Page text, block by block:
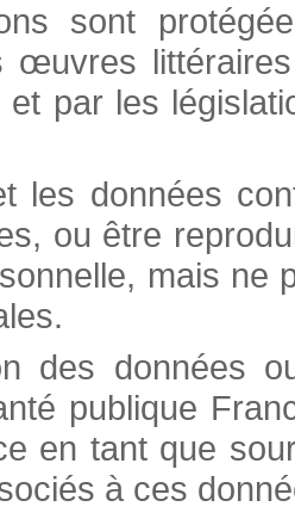
sont
œuvres
et par les
les données
ou être
mais ne
des données
publique
en tant que
à ces